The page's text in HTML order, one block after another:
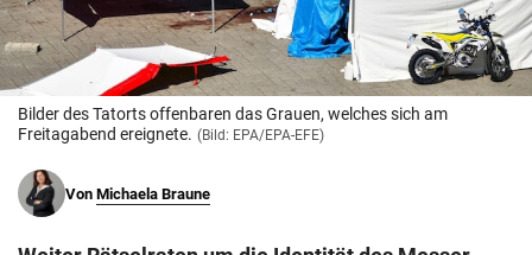
© Krone Multimedia GmbH & Co KG 2026
Muthgasse 2, 1190 Wien
Bilder des Tatorts offenbaren das Grauen, welches sich am
Freitagabend ereignete. (Bild: EPA/EPA-EFE)
Von Michaela Braune